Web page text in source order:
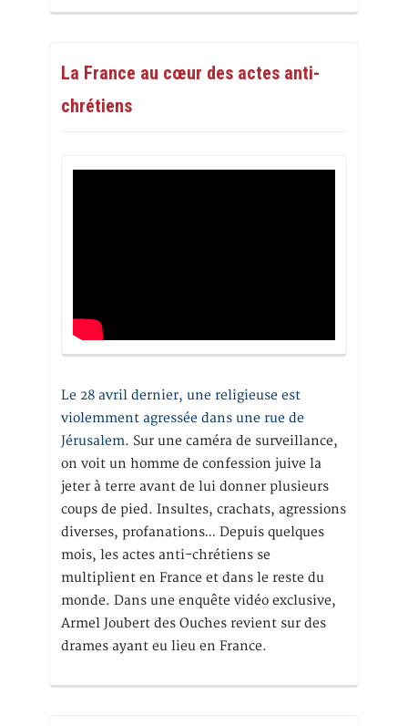
La France au cœur des actes anti-
chrétiens
Le 28 avril dernier, une religieuse est
violemment agressée dans une rue de
Jérusalem. Sur une caméra de surveillance,
on voit un homme de confession juive la
jeter à terre avant de lui donner plusieurs
coups de pied. Insultes, crachats, agressions
diverses, profanations… Depuis quelques
mois, les actes anti-chrétiens se
multiplient en France et dans le reste du
monde. Dans une enquête vidéo exclusive,
Armel Joubert des Ouches revient sur des
drames ayant eu lieu en France.